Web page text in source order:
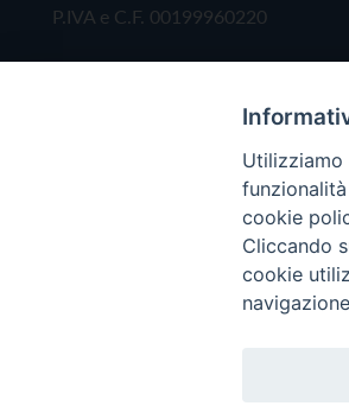
P.IVA e C.F. 00199960220
Copyright © 2019 - Tutti i
cookie
Cliccando
cookie